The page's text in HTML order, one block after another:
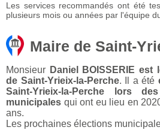
Les services recommandés ont été
plusieurs mois ou années par l'équipe
Maire de Saint-
Monsieur Daniel BOISSERIE
de Saint-Yrieix-la-Perche. Il a été
Saint-Yrieix-la-Perche lors
municipales qui ont eu lieu en
ans.
Les prochaines élections